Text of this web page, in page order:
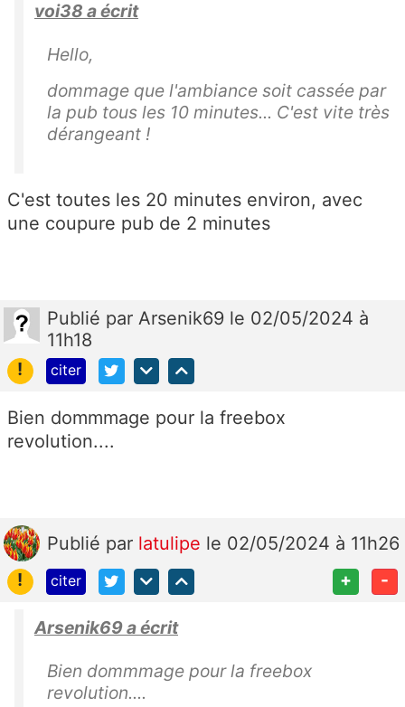
voi38 a écrit
Hello,
dommage que l'ambiance soit cassée par
la pub tous les 10 minutes... C'est vite très
dérangeant !
C'est toutes les 20 minutes environ, avec
une coupure pub de 2 minutes
Publié par Arsenik69 le 02/05/2024 à
11h18
!
citer
Bien dommmage pour la freebox
revolution....
Publié par latulipe le 02/05/2024 à 11h26
!
citer + -
Arsenik69 a écrit
Bien dommmage pour la freebox
revolution....